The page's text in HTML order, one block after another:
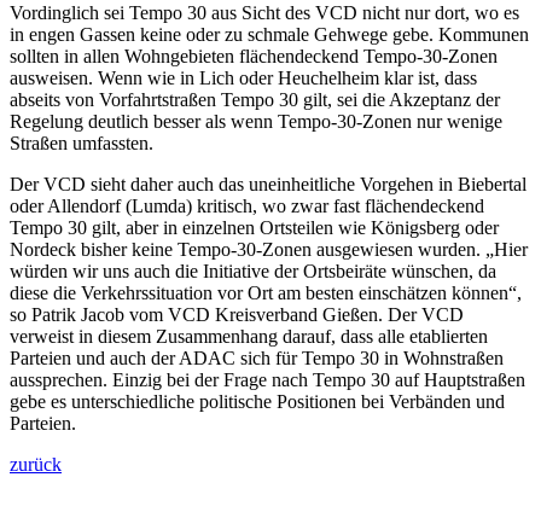
Vordinglich sei Tempo 30 aus Sicht des VCD nicht nur dort, wo es
in engen Gassen keine oder zu schmale Gehwege gebe. Kommunen
sollten in allen Wohngebieten flächendeckend Tempo-30-Zonen
ausweisen. Wenn wie in Lich oder Heuchelheim klar ist, dass
abseits von Vorfahrtstraßen Tempo 30 gilt, sei die Akzeptanz der
Regelung deutlich besser als wenn Tempo-30-Zonen nur wenige
Straßen umfassten.
Der VCD sieht daher auch das uneinheitliche Vorgehen in Biebertal
oder Allendorf (Lumda) kritisch, wo zwar fast flächendeckend
Tempo 30 gilt, aber in einzelnen Ortsteilen wie Königsberg oder
Nordeck bisher keine Tempo-30-Zonen ausgewiesen wurden. „Hier
würden wir uns auch die Initiative der Ortsbeiräte wünschen, da
diese die Verkehrssituation vor Ort am besten einschätzen können“,
so Patrik Jacob vom VCD Kreisverband Gießen. Der VCD
verweist in diesem Zusammenhang darauf, dass alle etablierten
Parteien und auch der ADAC sich für Tempo 30 in Wohnstraßen
aussprechen. Einzig bei der Frage nach Tempo 30 auf Hauptstraßen
gebe es unterschiedliche politische Positionen bei Verbänden und
Parteien.
zurück